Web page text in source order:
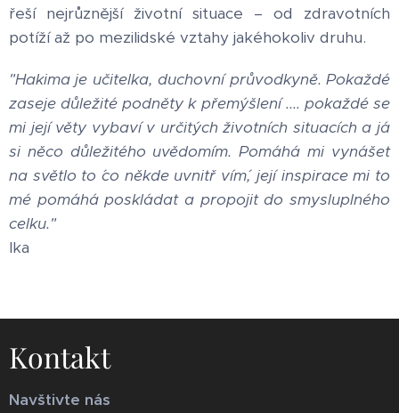
řeší nejrůznější životní situace – od zdravotních
potíží až po mezilidské vztahy jakéhokoliv druhu.
"Hakima je učitelka, duchovní průvodkyně. Pokaždé
zaseje důležité podněty k přemýšlení .... pokaždé se
mi její věty vybaví v určitých životních situacích a já
si něco důležitého uvědomím. Pomáhá mi vynášet
na světlo to ´co někde uvnitř vím´, její inspirace mi to
mé pomáhá poskládat a propojit do smysluplného
celku."
Ika
Kontakt
Navštivte nás